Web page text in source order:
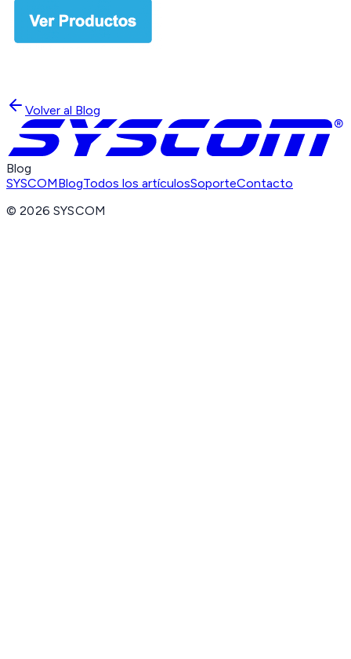
Volver al Blog
Blog
SYSCOMBlogTodos los artículosSoporteContacto
©2026 SYSCOM